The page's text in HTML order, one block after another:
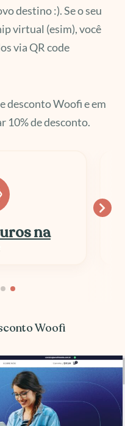
destino :). Se o seu
virtual (esim), você
via QR code
desconto Woofi e em
10% de desconto.
na
Woofi